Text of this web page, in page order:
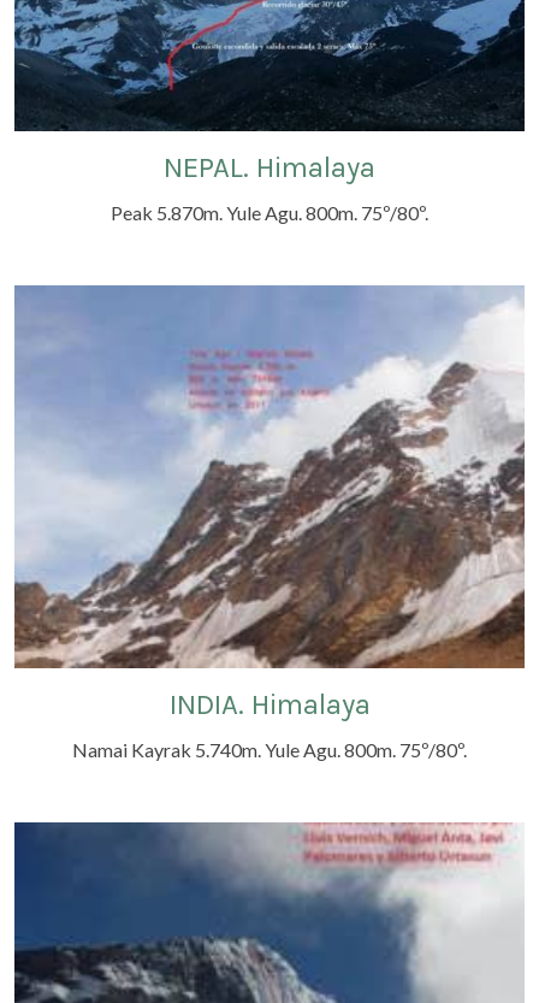
NEPAL. Himalaya
Peak 5.870m. Yule Agu. 800m. 75º/80º.
INDIA. Himalaya
Namai Kayrak 5.740m. Yule Agu. 800m. 75º/80º.